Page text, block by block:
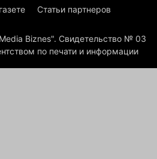
Статьи партнеров
Biznes". Свидетельство № 03
по печати и информации